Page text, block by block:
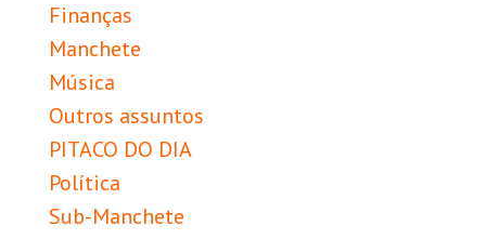
Finanças
Manchete
Música
Outros assuntos
PITACO DO DIA
Política
Sub-Manchete